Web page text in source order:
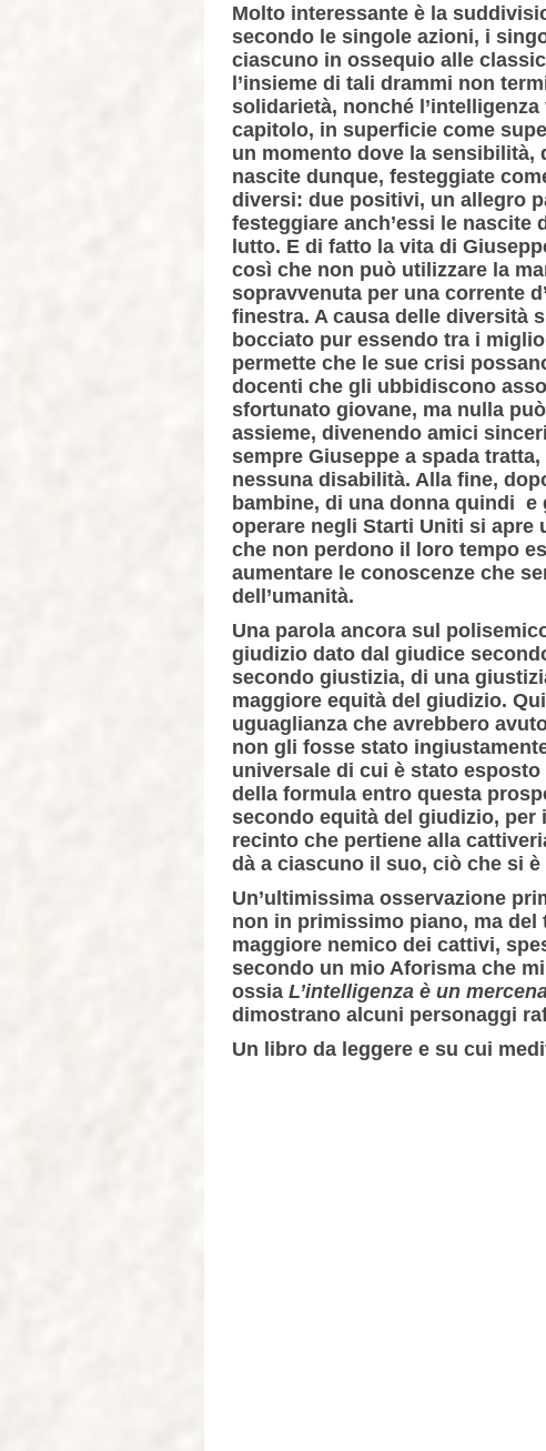
Molto interessante è la
secondo le singole azioni, i
ciascuno in ossequio alle
l’insieme di tali drammi non
solidarietà, nonché
capitolo, in superficie come
un momento dove la sensibilità,
nascite dunque, festeggiate
diversi: due positivi, un allegro
festeggiare anch’essi le nascite
lutto. E di fatto la vita di
così che non può utilizzare la
sopravvenuta per una corrente
finestra. A causa delle diversità
bocciato pur essendo tra i
permette che le sue crisi
docenti che gli ubbidiscono
sfortunato giovane, ma nulla
assieme, divenendo amici
sempre Giuseppe a spada
nessuna disabilità. Alla fine,
bambine, di una donna quindi
operare negli Starti Uniti si apre
che non perdono il loro tempo
aumentare le conoscenze che
dell’umanità.
Una parola ancora sul
giudizio dato dal giudice
secondo giustizia, di una
maggiore equità del giudizio.
uguaglianza che avrebbero
non gli fosse stato
universale di cui è stato
della formula entro questa
secondo equità del giudizio, per
recinto che pertiene alla
dà a ciascuno il suo, ciò che si
Un’ultimissima osservazione
non in primissimo piano, ma
maggiore nemico dei cattivi,
secondo un mio Aforisma che
ossia L’intelligenza è un
dimostrano alcuni personaggi
Un libro da leggere e su cui
Rita